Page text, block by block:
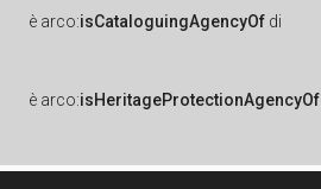
è arco:isCataloguingAgencyOf di
è arco:isHeritageProtectionAgencyOf